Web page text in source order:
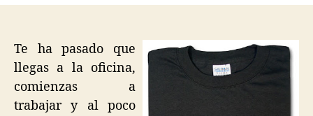
Te ha pasado que
llegas a la oficina,
comienzas a
trabajar y al poco